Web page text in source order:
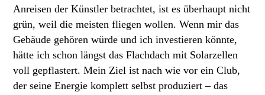
Anreisen der Künstler betrachtet, ist es überhaupt nicht
grün, weil die meisten fliegen wollen. Wenn mir das
Gebäude gehören würde und ich investieren könnte,
hätte ich schon längst das Flachdach mit Solarzellen
voll gepflastert. Mein Ziel ist nach wie vor ein Club,
der seine Energie komplett selbst produziert – das